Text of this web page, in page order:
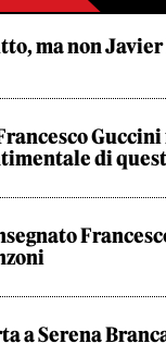
ma non
di
a Serena